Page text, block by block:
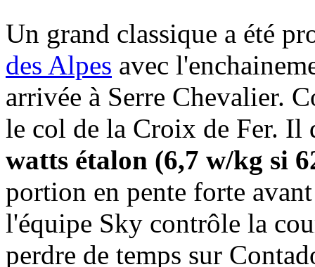
Un grand classique a été
des Alpes avec
arrivée à Serre Chevalier.
le col de la Croix de Fer.
watts étalon (6,7 w/kg si
portion en pente forte
l'équipe Sky contrôle la
perdre de temps sur